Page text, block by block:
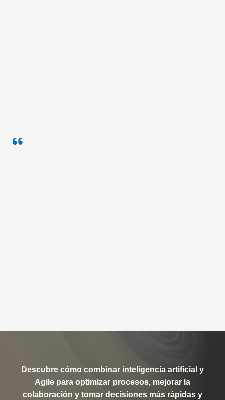
Descubre cómo combinar inteligencia artificial y
Agile para optimizar procesos, mejorar la
colaboración y tomar decisiones más rápidas y